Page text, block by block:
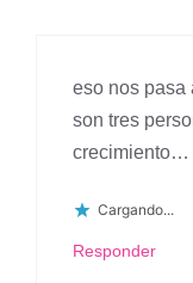
eso nos pasa
son tres
crecimiento…
Cargando...
Responder